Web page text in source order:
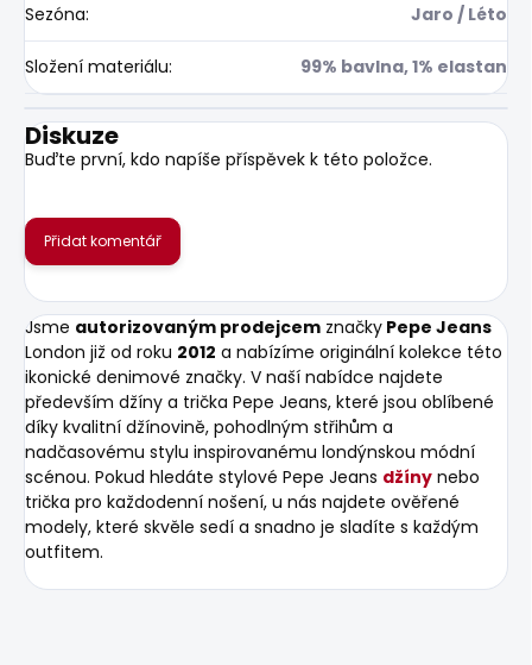
Sezóna: Jaro / Léto
Složení materiálu: 99% bavlna, 1% elastan
Diskuze
Buďte první, kdo napíše příspěvek k této položce.
Přidat komentář
Jsme autorizovaným prodejcem značky Pepe Jeans
London již od roku 2012 a nabízíme originální kolekce této
ikonické denimové značky. V naší nabídce najdete
především džíny a trička Pepe Jeans, které jsou oblíbené
díky kvalitní džínovině, pohodlným střihům a
nadčasovému stylu inspirovanému londýnskou módní
scénou. Pokud hledáte stylové Pepe Jeans džíny nebo
trička pro každodenní nošení, u nás najdete ověřené
modely, které skvěle sedí a snadno je sladíte s každým
outfitem.